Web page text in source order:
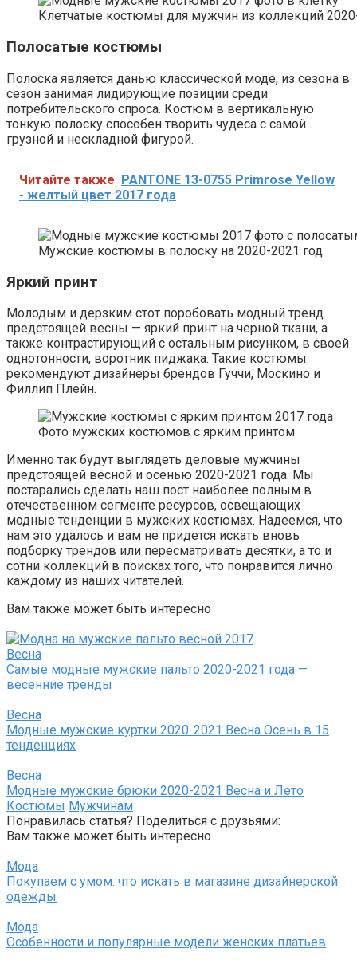
Клетчатые костюмы для мужчин из коллекций
Полосатые костюмы
Полоска является данью классической моде, из сезона в
сезон занимая лидирующие позиции среди
потребительского спроса. Костюм в вертикальную
тонкую полоску способен творить чудеса с самой
грузной и нескладной фигурой.
Читайте также PANTONE 13-0755 Primrose Yellow
- желтый цвет 2017 года
Мужские костюмы в полоску на 2020-2021 год
Яркий принт
Молодым и дерзким стот поробовать модный тренд
предстоящей весны — яркий принт на черной ткани, а
также контрастирующий с остальным рисунком, в своей
однотонности, воротник пиджака. Такие костюмы
рекомендуют дизайнеры брендов Гуччи, Москино и
Филлип Плейн.
Фото мужских костюмов с ярким принтом
Именно так будут выглядеть деловые мужчины
предстоящей весной и осенью 2020-2021 года. Мы
постарались сделать наш пост наиболее полным в
отечественном сегменте ресурсов, освещающих
модные тенденции в мужских костюмах. Надеемся, что
нам это удалось и вам не придется искать вновь
подборку трендов или пересматривать десятки, а то и
сотни коллекций в поисках того, что понравится лично
каждому из наших читателей.
Вам также может быть интересно
.
Весна
Самые модные мужские пальто 2020-2021 года —
весенние тренды
Весна
Модные мужские куртки 2020-2021 Весна Осень в 15
тенденциях
Весна
Модные мужские брюки 2020-2021 Весна и Лето
Костюмы Мужчинам
Понравилась статья? Поделиться с друзьями:
Вам также может быть интересно
Мода
Покупаем с умом: что искать в магазине дизайнерской
одежды
Мода
Особенности и популярные модели женских платьев